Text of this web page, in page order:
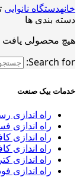
خانهدستگاه نانوایی
دسته بندی ها
هیچ محصولی یافت
Search for:
خدمات بیک صنعت
راه اندازی
راه اندازی
راه اندازی
راه اندازی
راه اندازی
راه اندازی